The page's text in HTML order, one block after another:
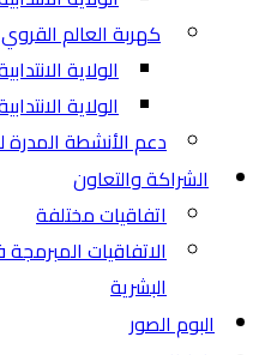
كهربة العالم القروي
الولاية الانتدابية 2016-
الولاية الانتدابية 2022-
دعم الأنشطة المدرة
الشراكة والتعاون
اتفاقيات مختلفة​
الاتفاقيات المبرمجة
البشرية
البوم الصور